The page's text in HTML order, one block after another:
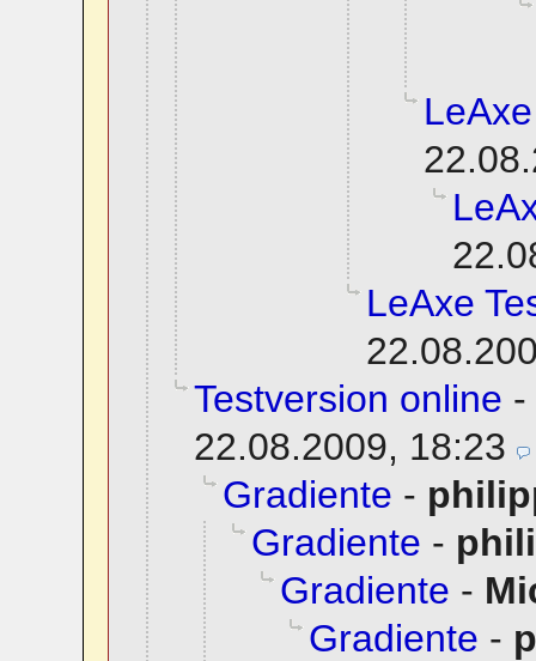
LeAxe
Testversion online -
22.08.2009, 18:23
Gradiente -
Gradiente -
Gradiente -
Gradiente -